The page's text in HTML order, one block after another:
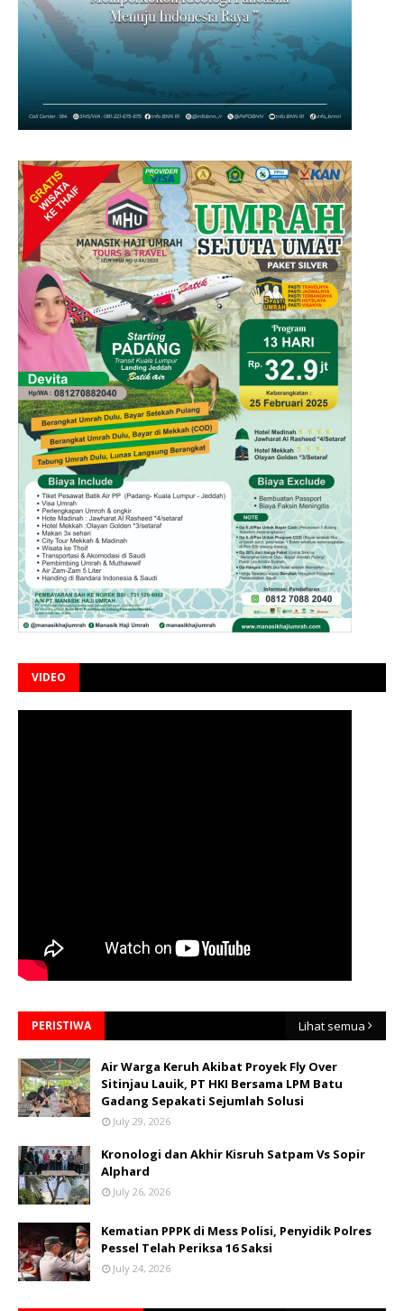
VIDEO
PERISTIWA Lihat semua
Air Warga Keruh Akibat Proyek Fly Over
Sitinjau Lauik, PT HKI Bersama LPM Batu
Gadang Sepakati Sejumlah Solusi
July 29, 2026
Kronologi dan Akhir Kisruh Satpam Vs Sopir
Alphard
July 26, 2026
Kematian PPPK di Mess Polisi, Penyidik Polres
Pessel Telah Periksa 16 Saksi
July 24, 2026